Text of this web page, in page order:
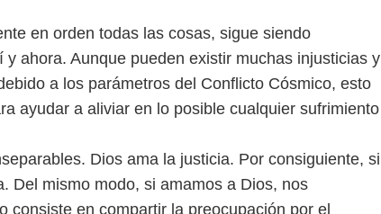
en orden todas las cosas, sigue siendo
y ahora. Aunque pueden existir muchas injusticias y
a los parámetros del Conflicto Cósmico, esto
ayudar a aliviar en lo posible cualquier sufrimiento
Dios ama la justicia. Por consiguiente, si
Del mismo modo, si amamos a Dios, nos
consiste en compartir la preocupación por el